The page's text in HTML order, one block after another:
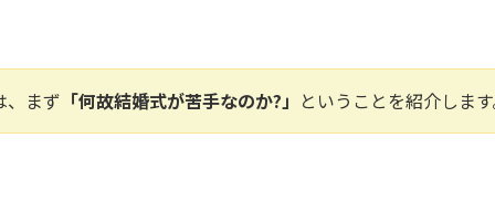
、まず 「何故結婚式が苦手なのか?」 ということを紹介しま